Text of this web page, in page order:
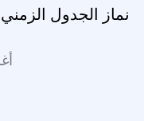
نماز الجدول